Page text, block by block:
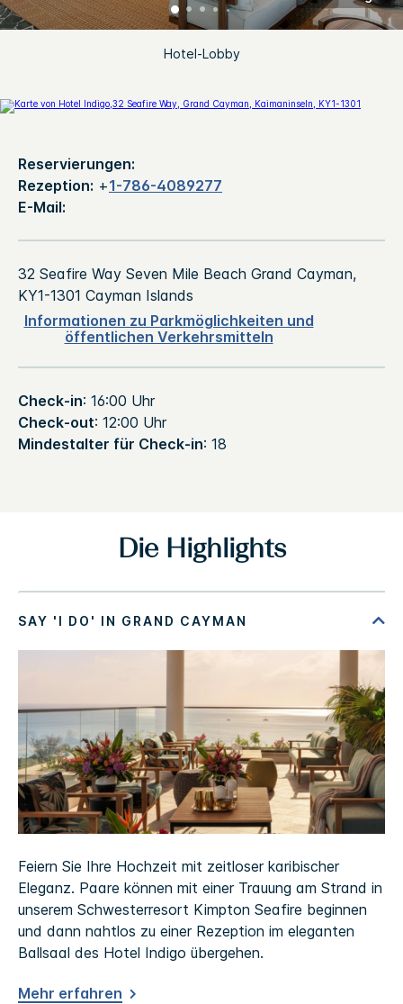
Hotel-Lobby
Reservierungen:
Rezeption: +1-786-4089277
E-Mail:
32 Seafire Way Seven Mile Beach Grand Cayman,
KY1-1301 Cayman Islands
Informationen zu Parkmöglichkeiten und
öffentlichen Verkehrsmitteln
Check-in: 16:00 Uhr
Check-out: 12:00 Uhr
Mindestalter für Check-in: 18
Die Highlights
Feiern Sie Ihre Hochzeit mit zeitloser karibischer
Eleganz. Paare können mit einer Trauung am Strand in
unserem Schwesterresort Kimpton Seafire beginnen
und dann nahtlos zu einer Rezeption im eleganten
Ballsaal des Hotel Indigo übergehen.
Mehr erfahren